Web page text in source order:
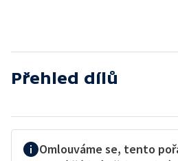
Přehled dílů
Omlouváme se, tento